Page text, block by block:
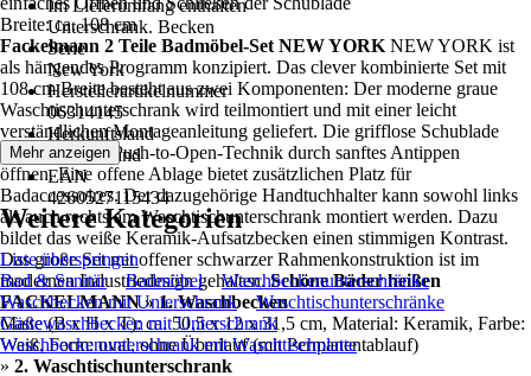
Im Lieferumfang enthalten
Unterschrank. Becken
Serie
New York
Herstellerartikelnummer
06314145
Herkunftsland
Deutschland
EAN
4260527115434
Breite: ca. 108 cm
Fackelmann 2 Teile Badmöbel-Set NEW YORK NEW YORK ist
als hängendes Programm konzipiert. Das clever kombinierte Set mit
108 cm Breite besteht aus zwei Komponenten: Der moderne graue
Waschtischunterschrank wird teilmontiert und mit einer leicht
verständlichen Montageanleitung geliefert. Die grifflose Schublade
lässt sich dank Push-to-Open-Technik durch sanftes Antippen
öffnen. Eine offene Ablage bietet zusätzlichen Platz für
Badaccessoires. Der dazugehörige Handtuchhalter kann sowohl links
als auch rechts am Waschtischunterschrank montiert werden. Dazu
bildet das weiße Keramik-Aufsatzbecken einen stimmigen Kontrast.
Das große Set mit offener schwarzer Rahmenkonstruktion ist im
modernen Industriedesign gehalten.Schöne Bäder heißen
FACKELMANN » 1. Waschbecken
Maße (B x H x T): ca. 50,5 x 12 x 31,5 cm, Material: Keramik, Farbe:
Weiß, Form: oval, ohne Überlauf (mit Permanentablauf)
» 2. Waschtischunterschrank
Mehr anzeigen
Weitere Kategorien
Liste überspringen
Bad & Sanitär
Badmöbel
Waschbeckenunterschränke
Waschbecken mit Unterschrank
Waschtischunterschränke
Gästewaschbecken mit Unterschrank
Waschbeckenunterschrank mit Waschtischplatte